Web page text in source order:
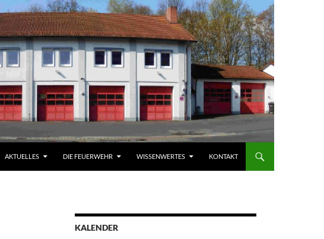
AKTUELLES DIE FEUERWEHR WISSENWERTES KONTAKT
KALENDER